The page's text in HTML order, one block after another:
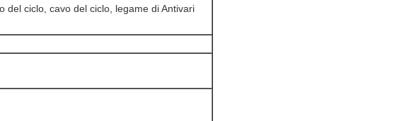
del ciclo, cavo del ciclo, legame di Antivari